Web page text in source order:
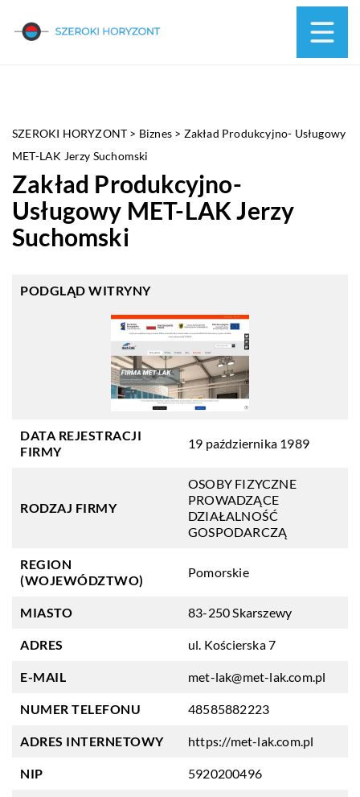
SZEROKI HORYZONT > Biznes > Zakład Produkcyjno- Usługowy
MET-LAK Jerzy Suchomski
Zakład Produkcyjno-
Usługowy MET-LAK Jerzy
Suchomski
PODGLĄD WITRYNY
DATA REJESTRACJI
FIRMY
19 października 1989
RODZAJ FIRMY
OSOBY FIZYCZNE
PROWADZĄCE
DZIAŁALNOŚĆ
GOSPODARCZĄ
REGION
(WOJEWÓDZTWO)
Pomorskie
MIASTO 83-250 Skarszewy
ADRES ul. Kościerska 7
E-MAIL met-lak@met-lak.com.pl
NUMER TELEFONU 48585882223
ADRES INTERNETOWY https://met-lak.com.pl
NIP 5920200496